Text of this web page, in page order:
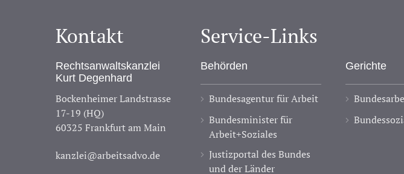
Kontakt
Rechtsanwaltskanzlei
Kurt Degenhard
Bockenheimer Landstrasse
17-19 (HQ)
60325 Frankfurt am Main
kanzlei@arbeitsadvo.de
Service-Links
Behörden
Bundesagentur für Arbeit
Bundesminister für
Arbeit+Soziales
Justizportal des Bundes
und der Länder
Gerichte